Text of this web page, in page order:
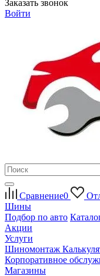
Заказать звонок
Войти
Сравнение0
Шины
Подбор по авто
Акции
Услуги
Шиномонтаж
Корпоративное
Магазины